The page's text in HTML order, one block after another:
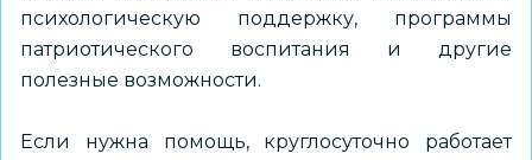
психологическую поддержку, программы
патриотического воспитания и другие
полезные возможности.
Если нужна помощь, круглосуточно работает